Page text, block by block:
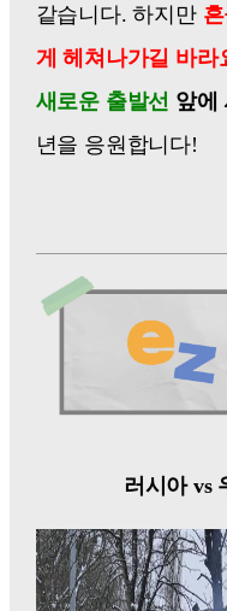
같습니다. 하지만
게 헤쳐나가길 바라
새로운 출발선 앞에
년을 응원합니다!
러시아 vs